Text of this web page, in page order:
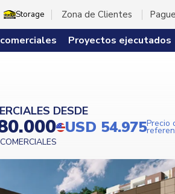
Storage Zona de Clientes
Proyectos ejecutados
DESDE
USD 54.975Precio